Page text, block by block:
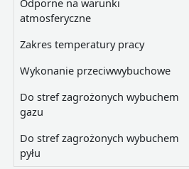
Odporne na warunki
atmosferyczne
Zakres temperatury pracy
Wykonanie przeciwwybuchowe
Do stref zagrożonych wybuchem
gazu
Do stref zagrożonych wybuchem
pyłu